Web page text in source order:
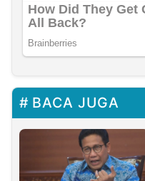
BACA JUGA